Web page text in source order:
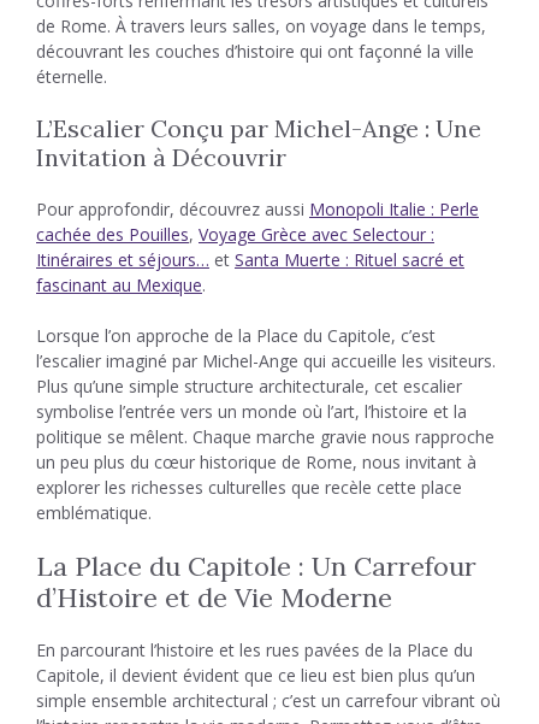
de Rome. À travers leurs salles, on voyage dans le temps,
découvrant les couches d’histoire qui ont façonné la ville
éternelle.
L’Escalier Conçu par Michel-Ange : Une
Invitation à Découvrir
Pour approfondir, découvrez aussi Monopoli Italie : Perle
cachée des Pouilles, Voyage Grèce avec Selectour :
Itinéraires et séjours… et Santa Muerte : Rituel sacré et
fascinant au Mexique.
Lorsque l’on approche de la Place du Capitole, c’est
l’escalier imaginé par Michel-Ange qui accueille les visiteurs.
Plus qu’une simple structure architecturale, cet escalier
symbolise l’entrée vers un monde où l’art, l’histoire et la
politique se mêlent. Chaque marche gravie nous rapproche
un peu plus du cœur historique de Rome, nous invitant à
explorer les richesses culturelles que recèle cette place
emblématique.
La Place du Capitole : Un Carrefour
d’Histoire et de Vie Moderne
En parcourant l’histoire et les rues pavées de la Place du
Capitole, il devient évident que ce lieu est bien plus qu’un
simple ensemble architectural ; c’est un carrefour vibrant où